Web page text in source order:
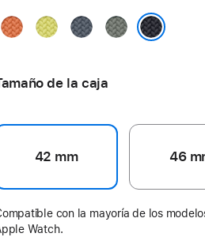
CúrcumaAmarilloAzul
Gris
verdoso
de la caja
42 mm 46
con la mayoría de los
Watch.